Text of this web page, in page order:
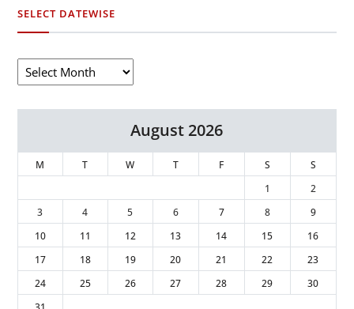
SELECT DATEWISE
August 2026
M T W T F S
S
1
2
3
4 5 6 7 8
9
10
11 12 13 14 15
16
17
18 19 20 21 22
23
24
25 26 27 28 29
30